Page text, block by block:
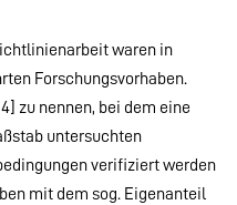
waren in
Forschungsvorhaben.
zu nennen, bei dem eine
untersuchten
verifiziert werden
mit dem sog. Eigenanteil